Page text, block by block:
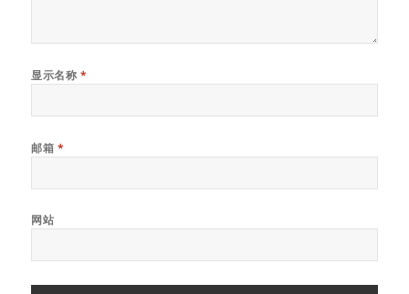
显示名称 *
邮箱 *
网站